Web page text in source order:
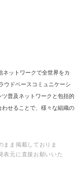
ネットワークで全世界をカ
ウドベースコミュニケーシ
普及ネットワークと包括的
せることで、様々な組織の
まま掲載しておりま
表元に直接お願いいた